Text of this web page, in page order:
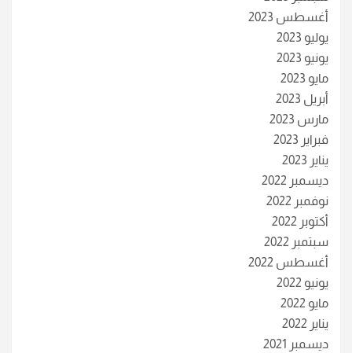
أغسطس 2023
يوليو 2023
يونيو 2023
مايو 2023
أبريل 2023
مارس 2023
فبراير 2023
يناير 2023
ديسمبر 2022
نوفمبر 2022
أكتوبر 2022
سبتمبر 2022
أغسطس 2022
يونيو 2022
مايو 2022
يناير 2022
ديسمبر 2021